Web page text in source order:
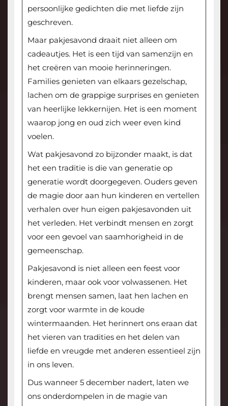
persoonlijke gedichten die met liefde zijn
geschreven.
Maar pakjesavond draait niet alleen om
cadeautjes. Het is een tijd van samenzijn en
het creëren van mooie herinneringen.
Families genieten van elkaars gezelschap,
lachen om de grappige surprises en genieten
van heerlijke lekkernijen. Het is een moment
waarop jong en oud zich weer even kind
voelen.
Wat pakjesavond zo bijzonder maakt, is dat
het een traditie is die van generatie op
generatie wordt doorgegeven. Ouders geven
de magie door aan hun kinderen en vertellen
verhalen over hun eigen pakjesavonden uit
het verleden. Het verbindt mensen en zorgt
voor een gevoel van saamhorigheid in de
gemeenschap.
Pakjesavond is niet alleen een feest voor
kinderen, maar ook voor volwassenen. Het
brengt mensen samen, laat hen lachen en
zorgt voor warmte in de koude
wintermaanden. Het herinnert ons eraan dat
het vieren van tradities en het delen van
liefde en vreugde met anderen essentieel zijn
in ons leven.
Dus wanneer 5 december nadert, laten we
ons onderdompelen in de magie van